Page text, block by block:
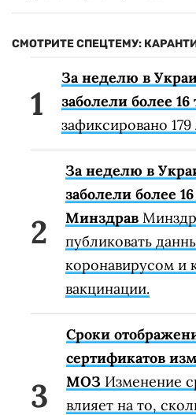
СМОТРИТЕ СПЕЦТЕМУ:
За неделю в
заболели более
зафиксировано
За неделю в
заболели более
Минздрав
публиковать
коронавирусом и
вакцинации.
Сроки
сертификатов
МОЗ Изменение
влияет на то,